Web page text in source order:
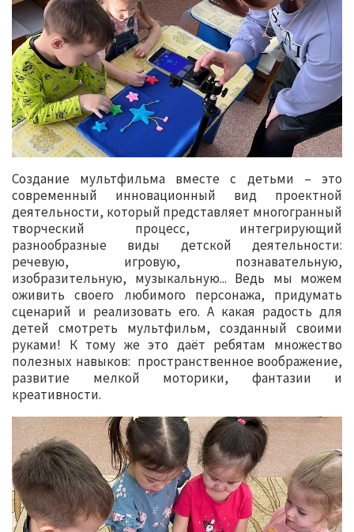
Создание мультфильма вместе с детьми – это
современный инновационный вид проектной
деятельности, который представляет многогранный
творческий процесс, интегрирующий
разнообразные виды детской деятельности:
речевую, игровую, познавательную,
изобразительную, музыкальную... Ведь мы можем
оживить своего любимого персонажа, придумать
сценарий и реализовать его. А какая радость для
детей смотреть мультфильм, созданный своими
руками! К тому же это даёт ребятам множество
полезных навыков: пространственное воображение,
развитие мелкой моторики, фантазии и
креативности.